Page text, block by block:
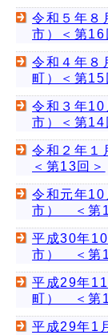
令和５年８
市）＜第16
令和４年８
町）＜第15
令和３年10
市）＜第14
令和２年
＜第13回＞
令和元年10
市） ＜第
平成30年
市） ＜第
平成29年
町） ＜第
平成29年1